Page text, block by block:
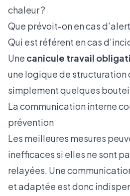
chaleur ?
Que prévoit-on en cas
Qui est référent en cas
Une canicule travail
une logique de structuration
simplement quelques
La communication interne
prévention
Les meilleures mesures
inefficaces si elles ne sont
relayées. Une
et adaptée est donc